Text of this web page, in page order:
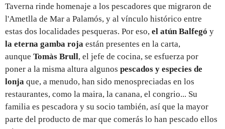
Taverna rinde homenaje a los pescadores que migraron de
l'Ametlla de Mar a Palamós, y al vínculo histórico entre
estas dos localidades pesqueras. Por eso, el atún Balfegó y
la eterna gamba roja están presentes en la carta,
aunque Tomàs Brull, el jefe de cocina, se esfuerza por
poner a la misma altura algunos pescados y especies de
lonja que, a menudo, han sido menospreciadas en los
restaurantes, como la maira, la canana, el congrio... Su
familia es pescadora y su socio también, así que la mayor
parte del producto de mar que comerás lo han pescado ellos